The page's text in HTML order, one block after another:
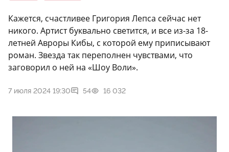
Кажется, счастливее Григория Лепса сейчас нет
никого. Артист буквально светится, и все из-за 18-
летней Авроры Кибы, с которой ему приписывают
роман. Звезда так переполнен чувствами, что
заговорил о ней на «Шоу Воли».
7 июля 2024 19:30 54 16 032